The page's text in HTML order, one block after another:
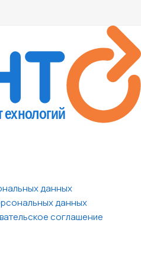
данных
данных
соглашение